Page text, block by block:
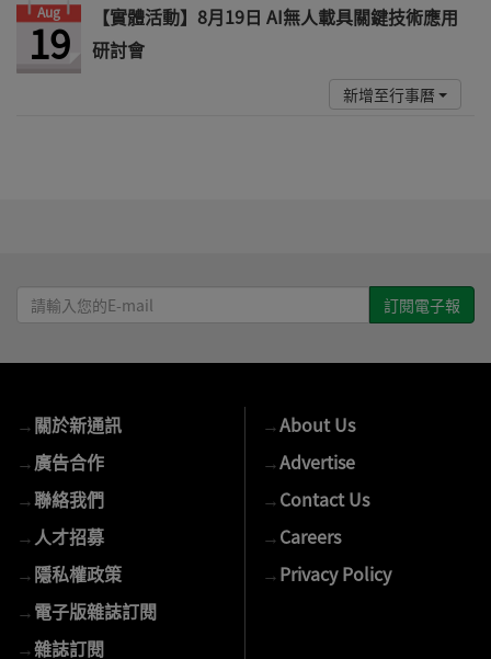
Aug
19
【實體活動】8月19日 AI無人載具關鍵技術應用
研討會
新增至行事曆
請
輸
E-
mail
→關於新通訊
→廣告合作
→聯絡我們
→ 人才招募
→隱私權政策
→電子版雜誌訂閱
→雜誌訂閱
→About Us
→Advertise
→Contact Us
→Careers
→Privacy Policy